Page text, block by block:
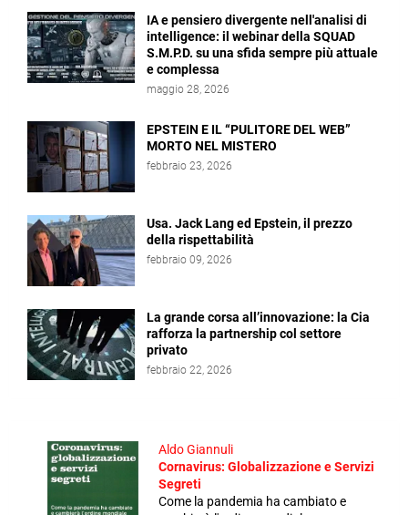
IA e pensiero divergente nell'analisi di
intelligence: il webinar della SQUAD
S.M.P.D. su una sfida sempre più attuale
e complessa
maggio 28, 2026
EPSTEIN E IL “PULITORE DEL WEB”
MORTO NEL MISTERO
febbraio 23, 2026
Usa. Jack Lang ed Epstein, il prezzo
della rispettabilità
febbraio 09, 2026
La grande corsa all’innovazione: la Cia
rafforza la partnership col settore
privato
febbraio 22, 2026
Aldo Giannuli
Cornavirus: Globalizzazione e Servizi
Segreti
Come la pandemia ha cambiato e